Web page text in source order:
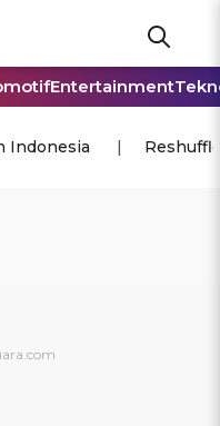
Entertainment
Indonesia